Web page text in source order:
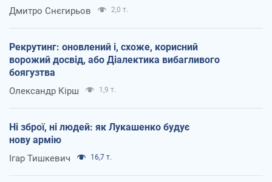
Дмитро Снєгирьов 2,0 т.
Рекрутинг: оновлений і, схоже, корисний
ворожий досвід, або Діалектика вибагливого
боягузтва
Олександр Кірш 1,9 т.
Ні зброї, ні людей: як Лукашенко будує
нову армію
Ігар Тишкевич 16,7 т.